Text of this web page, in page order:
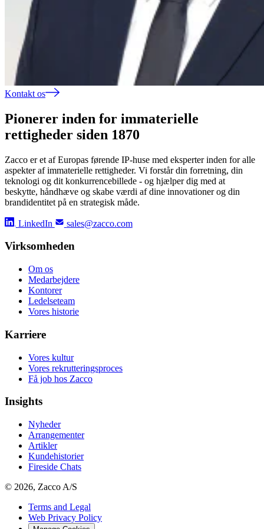
Kontakt os
Pionerer inden for immaterielle
rettigheder siden 1870
Zacco er et af Europas førende IP-huse med eksperter inden for alle
aspekter af immaterielle rettigheder. Vi forstår din forretning, din
teknologi og dit konkurrencebillede - og hjælper dig med at
beskytte, håndhæve og skabe værdi af dine innovationer og din
brandidentitet på en strategisk måde.
LinkedIn sales@zacco.com
Virksomheden
Om os
Medarbejdere
Kontorer
Ledelseteam
Vores historie
Karriere
Vores kultur
Vores rekrutteringsproces
Få job hos Zacco
Insights
Nyheder
Arrangementer
Artikler
Kundehistorier
Fireside Chats
© 2026, Zacco A/S
Terms and Legal
Web Privacy Policy